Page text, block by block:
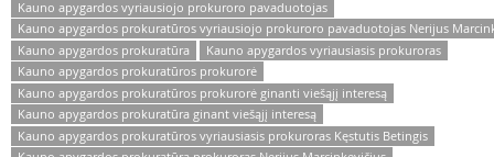
Kauno apygardos vyriausiojo prokuroro pavaduotojas
Kauno apygardos prokuratūros vyriausiojo prokuroro pavaduotojas Nerijus
Kauno apygardos prokuratūra
Kauno apygardos vyriausiasis prokuroras
Kauno apygardos prokuratūros prokurorė
Kauno apygardos prokuratūros prokurorė ginanti viešąjį interesą
Kauno apygardos prokuratūra ginant viešąjį interesą
Kauno apygardos prokuratūros vyriausiasis prokuroras Kęstutis Betingis